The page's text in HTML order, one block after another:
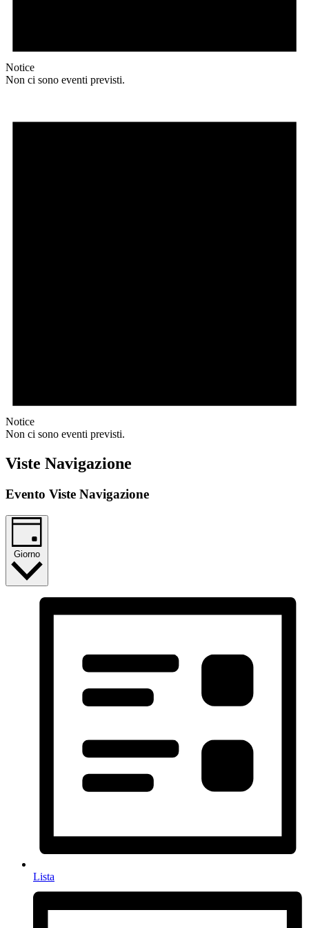
Notice
Non ci sono eventi previsti.
Notice
Non ci sono eventi previsti.
Viste Navigazione
Evento Viste Navigazione
Giorno
Lista